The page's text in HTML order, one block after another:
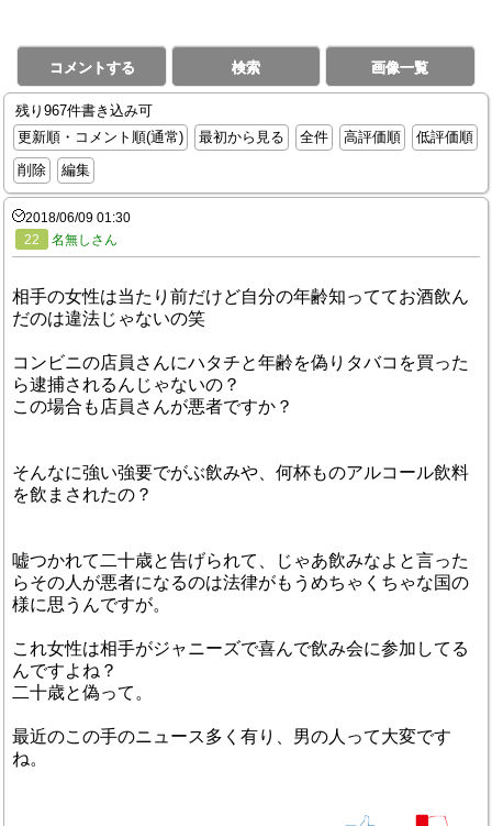
コメントする 検索 画像一覧
残り967件書き込み可
更新順・コメント順(通常)
最初から見る 全件 高評価順
低評価順
削除
編集
2018/06/09 01:30
22
名無しさん
相手の女性は当たり前だけど自分の年齢知っててお酒飲ん
だのは違法じゃないの笑
コンビニの店員さんにハタチと年齢を偽りタバコを買った
ら逮捕されるんじゃないの？
この場合も店員さんが悪者ですか？
そんなに強い強要でがぶ飲みや、何杯ものアルコール飲料
を飲まされたの？
嘘つかれて二十歳と告げられて、じゃあ飲みなよと言った
らその人が悪者になるのは法律がもうめちゃくちゃな国の
様に思うんですが。
これ女性は相手がジャニーズで喜んで飲み会に参加してる
んですよね？
二十歳と偽って。
最近のこの手のニュース多く有り、男の人って大変です
ね。